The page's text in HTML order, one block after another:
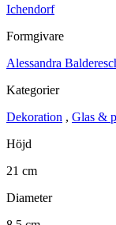
Ichendorf
Formgivare
Alessandra
Kategorier
Dekoration , Glas &
Höjd
21 cm
Diameter